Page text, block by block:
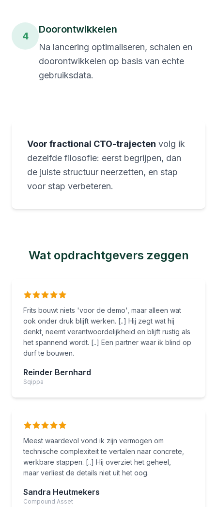
4
Doorontwikkelen
Na lancering optimaliseren, schalen en
doorontwikkelen op basis van echte
gebruiksdata.
Voor fractional CTO-trajecten volg ik
dezelfde filosofie: eerst begrijpen, dan
de juiste structuur neerzetten, en stap
voor stap verbeteren.
Wat opdrachtgevers zeggen
Frits bouwt niets 'voor de demo', maar alleen wat
ook onder druk blijft werken. [..] Hij zegt wat hij
denkt, neemt verantwoordelijkheid en blijft rustig als
het spannend wordt. [..] Een partner waar ik blind op
durf te bouwen.
Reinder Bernhard
Sqippa
Meest waardevol vond ik zijn vermogen om
technische complexiteit te vertalen naar concrete,
werkbare stappen. [..] Hij overziet het geheel,
maar verliest de details niet uit het oog.
Sandra Heutmekers
Compound Asset